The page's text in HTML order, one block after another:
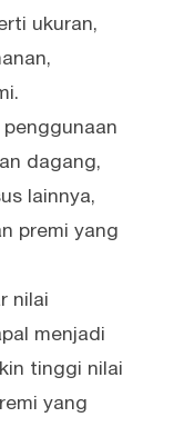
ukuran,
penggunaan
dagang,
lainnya,
premi yang
nilai
menjadi
tinggi nilai
yang